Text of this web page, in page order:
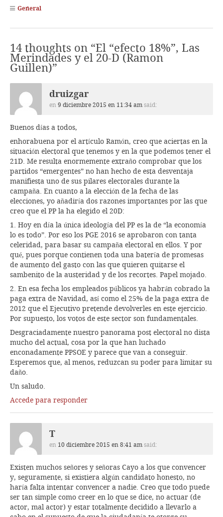
General
14 thoughts on “El “efecto 18%”, Las
Merindades y el 20-D (Ramon
Guillen)”
druizgar
en 9 diciembre 2015 en 11:34 am said:
Buenos días a todos,
enhorabuena por el artículo Ramón, creo que aciertas en la
situación electoral que tenemos y en la que podemos tener el
21D. Me resulta enormemente extraño comprobar que los
partidos “emergentes” no han hecho de esta desventaja
manifiesta uno de sus pilares electorales durante la
campaña. En cuanto a la elección de la fecha de las
elecciones, yo añadiría dos razones importantes por las que
creo que el PP la ha elegido el 20D:
1. Hoy en día la única ideología del PP es la de “la economía
lo es todo”. Por eso los PGE 2016 se aprobaron con tanta
celeridad, para basar su campaña electoral en ellos. Y por
qué, pues porque contienen toda una batería de promesas
de aumento del gasto con las que quieren quitarse el
sambenito de la austeridad y de los recortes. Papel mojado.
2. En esa fecha los empleados públicos ya habrán cobrado la
paga extra de Navidad, así como el 25% de la paga extra de
2012 que el Ejecutivo pretende devolverles en este ejercicio.
Por supuesto, los votos de este sector son fundamentales.
Desgraciadamente nuestro panorama post electoral no dista
mucho del actual, cosa por la que han luchado
enconadamente PPSOE y parece que van a conseguir.
Esperemos que, al menos, reduzcan su poder para limitar su
daño.
Un saludo.
Accede para responder
T
en 10 diciembre 2015 en 8:41 am said:
Existen muchos señores y señoras Cayo a los que convencer
y, seguramente, si existiera algún candidato honesto, no
haría falta intentar convencer a nadie. Creo que todo puede
ser tan simple como creer en lo que se dice, no actuar (de
actor, mal actor) y estar totalmente decidido a llevarlo a